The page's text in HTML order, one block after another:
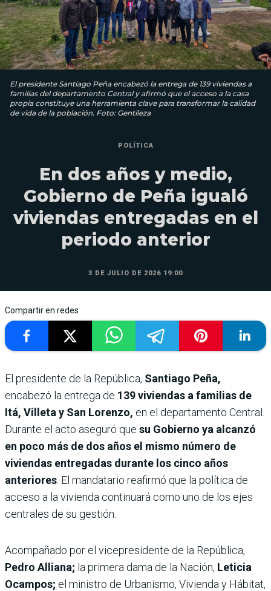
El presidente Santiago Peña encabezó la entrega de 139 viviendas a
familias del departamento Central y afirmó que el acceso a la casa
propia constituye una herramienta clave para transformar la calidad
de vida de la población. Foto: Gentileza
POLÍTICA
En dos años y medio,
Gobierno de Peña igualó
viviendas entregadas en el
periodo anterior
3 DE JULIO DE 2026 19:00
Compartir en redes
El presidente de la República, Santiago Peña,
encabezó la entrega de 139 viviendas a familias de
Itá, Villeta y San Lorenzo, en el departamento Central.
Durante el acto aseguró que su Gobierno ya alcanzó
en poco más de dos años el mismo número de
viviendas entregadas durante los cinco años
anteriores . El mandatario reafirmó que la política de
acceso a la vivienda continuará como uno de los ejes
centrales de su gestión.
Acompañado por el vicepresidente de la República,
Pedro Alliana; la primera dama de la Nación, Leticia
Ocampos; el ministro de Urbanismo, Vivienda y Hábitat,